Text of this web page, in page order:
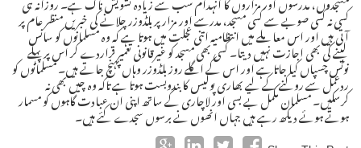
کسی نہ کسی صوبے سے کسی مسجد، مدرسے اور مزار پر بلڈوزر چلانے کی خبریں منظر عام پر
آتی ہیں اور اس معاملے میں انتظامیہ اتنی عجلت میں ہوتا ہے کہ وہ مسلمانوں کو سانس
لینے کی بھی اجازت نہیں دیتا۔ کسی بھی مسجد کو غیرقانونی تعمیر قراردے کر اس پر پہلے
نوٹس چسپاں کیا جاتا ہے اور اس کے اگلے روز بلڈوزر وہاں پہنچ جاتے ہیں۔ مسلمانوں کو
ردعمل سے روکنے کے لیے بھاری پولیس کا بندوبست ہوتا ہے تاکہ وہ چیں بھی نہ
کرسکیں۔ مسلمان مکمل بے بسی اور لاچاری کے ساتھ اپنی ان عبادت گاہوں کو مسمار
ہوتے ہوئے دیکھ رہے ہیں جہاں انھوں نے برسوں سجدے کئے ہیں۔